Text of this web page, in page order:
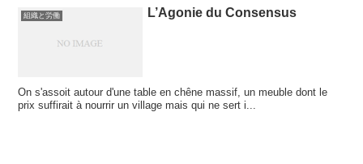
組織と労働 L’Agonie du Consensus
On s'assoit autour d'une table en chêne massif, un meuble dont le
prix suffirait à nourrir un village mais qui ne sert i...